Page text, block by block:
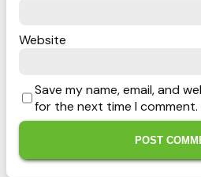
Website
Save my name, email, and
for the next time I comment.